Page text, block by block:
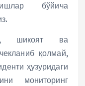
бўйича
шикоят ва
қолмай,
ҳузуридаги
мониторинг